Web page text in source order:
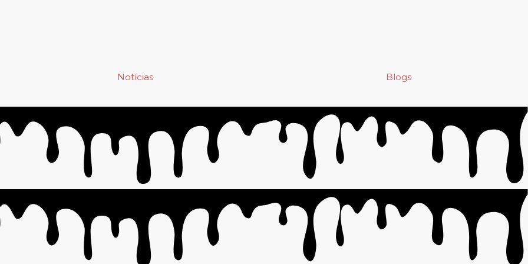
Notícias Blogs